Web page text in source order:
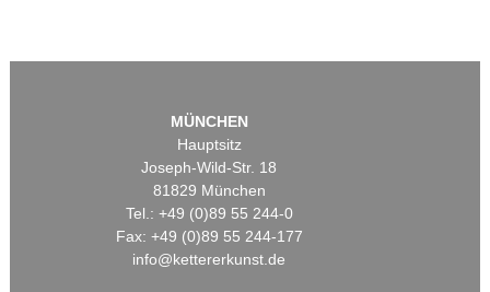
MÜNCHEN
Hauptsitz
Joseph-Wild-Str. 18
81829 München
Tel.: +49 (0)89 55 244-0
Fax: +49 (0)89 55 244-177
info@kettererkunst.de